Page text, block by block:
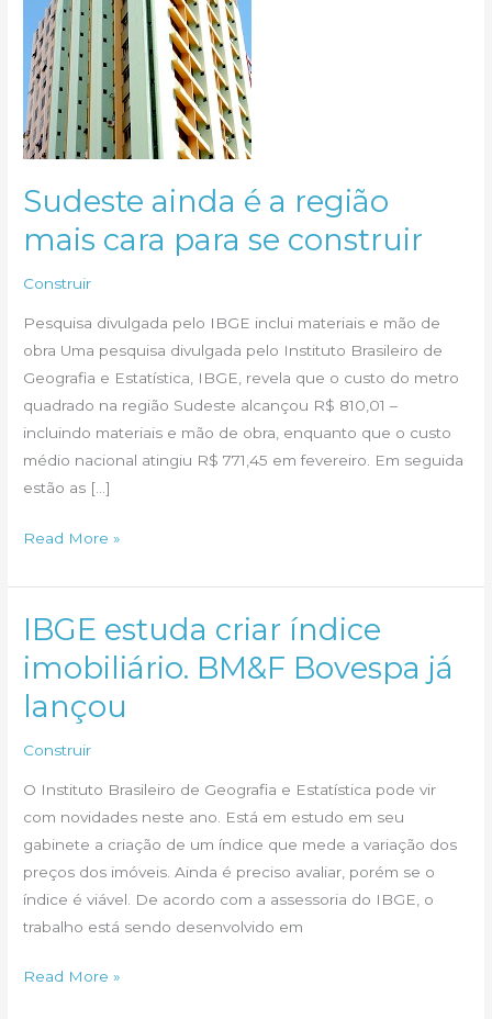
Sudeste ainda é a região
mais cara para se construir
Construir
Pesquisa divulgada pelo IBGE inclui materiais e mão de
obra Uma pesquisa divulgada pelo Instituto Brasileiro de
Geografia e Estatística, IBGE, revela que o custo do metro
quadrado na região Sudeste alcançou R$ 810,01 –
incluindo materiais e mão de obra, enquanto que o custo
médio nacional atingiu R$ 771,45 em fevereiro. Em seguida
estão as […]
Sudeste
é
a
região
mais
cara
se
construir
Read More »
IBGE estuda criar índice
imobiliário. BM&F Bovespa já
lançou
Construir
O Instituto Brasileiro de Geografia e Estatística pode vir
com novidades neste ano. Está em estudo em seu
gabinete a criação de um índice que mede a variação dos
preços dos imóveis. Ainda é preciso avaliar, porém se o
índice é viável. De acordo com a assessoria do IBGE, o
trabalho está sendo desenvolvido em
IBGE
Read More »